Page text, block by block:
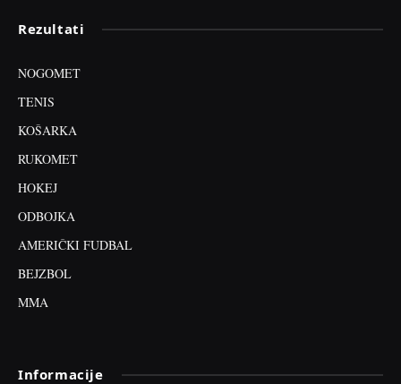
Rezultati
NOGOMET
TENIS
KOŠARKA
RUKOMET
HOKEJ
ODBOJKA
AMERIČKI FUDBAL
BEJZBOL
MMA
Informacije